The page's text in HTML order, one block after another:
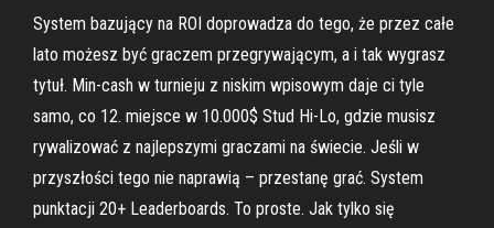
System bazujący na ROI doprowadza do tego, że przez całe
lato możesz być graczem przegrywającym, a i tak wygrasz
tytuł. Min-cash w turnieju z niskim wpisowym daje ci tyle
samo, co 12. miejsce w 10.000$ Stud Hi-Lo, gdzie musisz
rywalizować z najlepszymi graczami na świecie. Jeśli w
przyszłości tego nie naprawią – przestanę grać. System
punktacji 20+ Leaderboards. To proste. Jak tylko się